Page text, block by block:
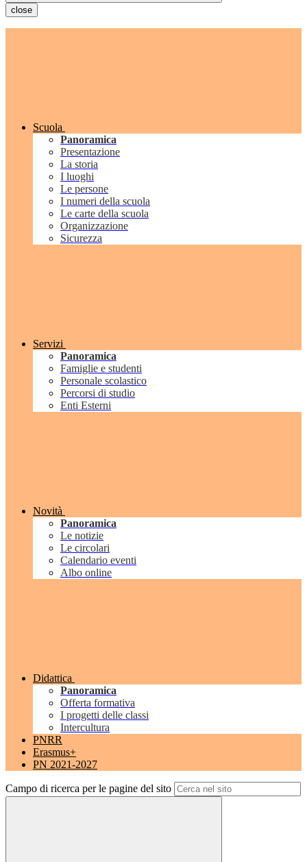
close
Scuola
Panoramica
Presentazione
La storia
I luoghi
Le persone
I numeri della scuola
Le carte della scuola
Organizzazione
Sicurezza
Servizi
Panoramica
Famiglie e studenti
Personale scolastico
Percorsi di studio
Enti Esterni
Novità
Panoramica
Le notizie
Le circolari
Calendario eventi
Albo online
Didattica
Panoramica
Offerta formativa
I progetti delle classi
Intercultura
PNRR
Erasmus+
PN 2021-2027
Campo di ricerca per le pagine del sito